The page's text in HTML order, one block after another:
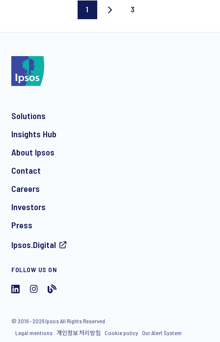
Current
1
Last
3
Solutions
Insights Hub
About Ipsos
Contact
Careers
Investors
Press
Ipsos.Digital
FOLLOW US ON
© 2016 - 2026 Ipsos All Rights Reserved
Legal mentions 개인정보 처리방침 Cookie policy Our Alert System